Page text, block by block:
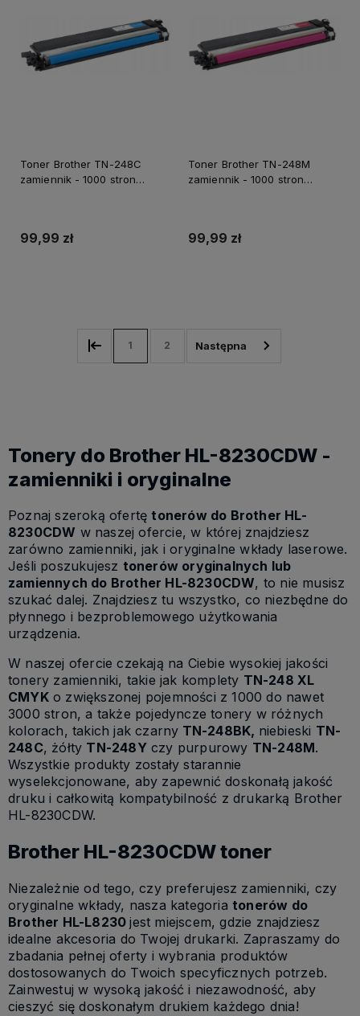
Toner Brother TN-248C
zamiennik - 1000 stron
99,99 zł
Toner Brother TN-248M
zamiennik - 1000 stron
99,99 zł
1 2
Tonery do Brother HL-8230CDW -
zamienniki i oryginalne
Poznaj szeroką ofertętonerów do Brother HL-
8230CDW w naszej ofercie, w której znajdziesz
zarówno zamienniki, jak i oryginalne wkłady laserowe.
Jeśli poszukujesz tonerów oryginalnych lub
zamiennych do Brother HL-8230CDW, to nie musisz
szukać dalej. Znajdziesz tu wszystko, co niezbędne do
płynnego i bezproblemowego użytkowania
urządzenia.
W naszej ofercie czekają na Ciebie wysokiej jakości
tonery zamienniki, takie jak komplety TN-248 XL
CMYKo zwiększonej pojemności z 1000 do nawet
3000 stron, a także pojedyncze tonery w różnych
kolorach, takich jak czarny TN-248BK, niebieski TN-
248C, żółty TN-248Yczy purpurowy TN-248M.
Wszystkie produkty zostały starannie
wyselekcjonowane, aby zapewnić doskonałą jakość
druku i całkowitą kompatybilność z drukarką Brother
HL-8230CDW.
Brother HL-8230CDW toner
Niezależnie od tego, czy preferujesz zamienniki, czy
oryginalne wkłady, nasza kategoria tonerów do
Brother HL-L8230jest miejscem, gdzie znajdziesz
idealne akcesoria do Twojej drukarki. Zapraszamy do
zbadania pełnej oferty i wybrania produktów
dostosowanych do Twoich specyficznych potrzeb.
Zainwestuj w wysoką jakość i niezawodność, aby
cieszyć się doskonałym drukiem każdego dnia!